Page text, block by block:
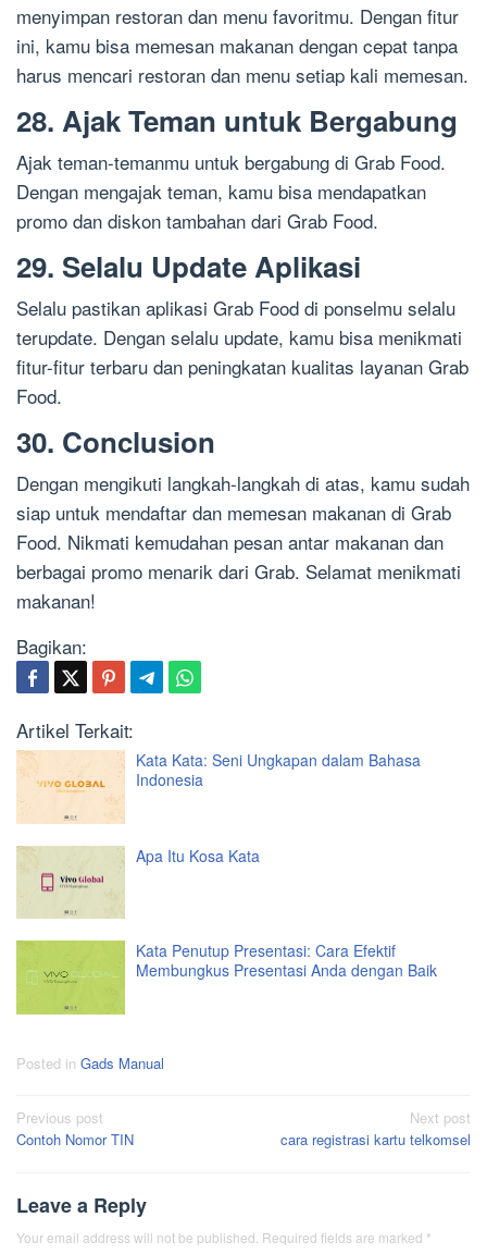
menyimpan restoran dan menu favoritmu. Dengan fitur
ini, kamu bisa memesan makanan dengan cepat tanpa
harus mencari restoran dan menu setiap kali memesan.
28. Ajak Teman untuk Bergabung
Ajak teman-temanmu untuk bergabung di Grab Food.
Dengan mengajak teman, kamu bisa mendapatkan
promo dan diskon tambahan dari Grab Food.
29. Selalu Update Aplikasi
Selalu pastikan aplikasi Grab Food di ponselmu selalu
terupdate. Dengan selalu update, kamu bisa menikmati
fitur-fitur terbaru dan peningkatan kualitas layanan Grab
Food.
30. Conclusion
Dengan mengikuti langkah-langkah di atas, kamu sudah
siap untuk mendaftar dan memesan makanan di Grab
Food. Nikmati kemudahan pesan antar makanan dan
berbagai promo menarik dari Grab. Selamat menikmati
makanan!
Bagikan:
Artikel Terkait:
Kata Kata: Seni Ungkapan dalam Bahasa
Indonesia
Apa Itu Kosa Kata
Kata Penutup Presentasi: Cara Efektif
Membungkus Presentasi Anda dengan Baik
Posted in Gads Manual
Post
navigation
Previous post
Contoh Nomor TIN
Next post
cara registrasi kartu telkomsel
Leave a Reply
Your email address will not be published. Required fields are marked *